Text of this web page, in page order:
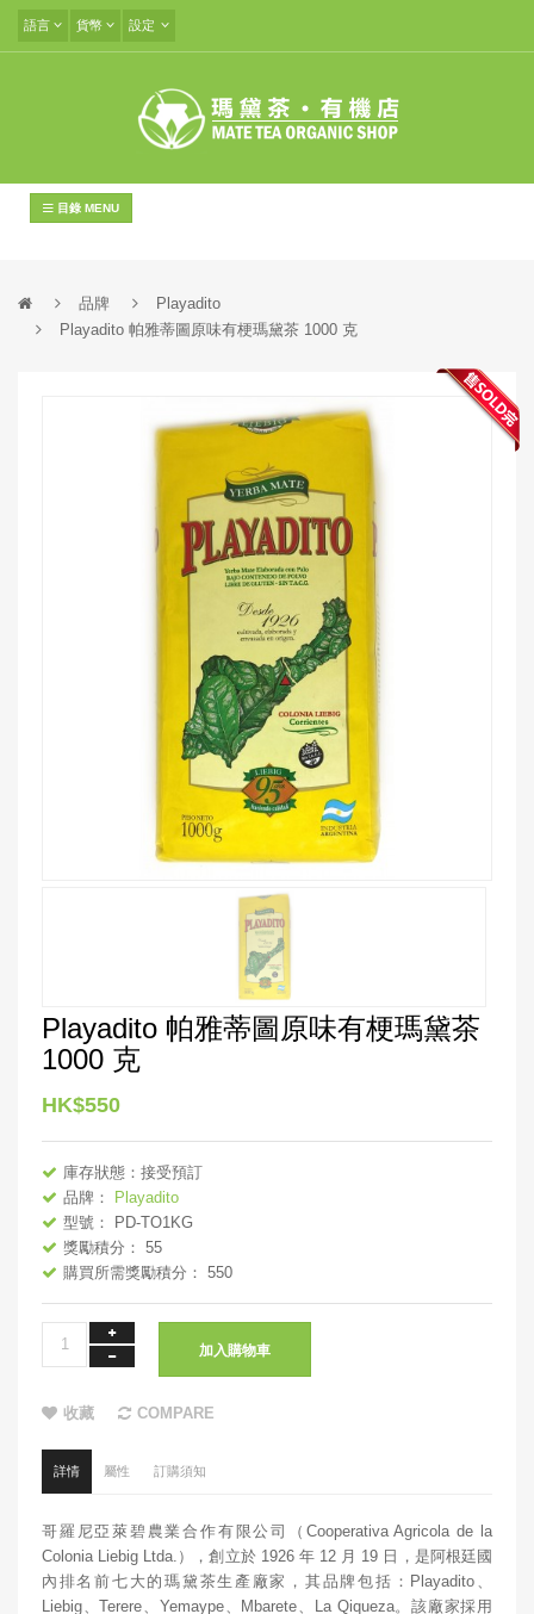
語言 貨幣 設定
目錄 MENU
品牌
Playadito
Playadito 帕雅蒂圖原味有梗瑪黛茶 1000 克
Playadito 帕雅蒂圖原味有梗瑪黛茶
1000 克
HK$550
庫存狀態：接受預訂
品牌： Playadito
型號： PD-TO1KG
獎勵積分： 55
購買所需獎勵積分： 550
加入購物車
收藏 COMPARE
詳情 屬性 訂購須知
哥羅尼亞萊碧農業合作有限公司（Cooperativa Agricola de la
Colonia Liebig Ltda.），創立於 1926 年 12 月 19 日，是阿根廷國
內排名前七大的瑪黛茶生產廠家，其品牌包括：Playadito、
Liebig、Terere、Yemaype、Mbarete、La Qiqueza。該廠家採用